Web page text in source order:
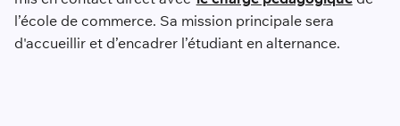
l’école de commerce. Sa mission principale sera
d'accueillir et d’encadrer l’étudiant en alternance.